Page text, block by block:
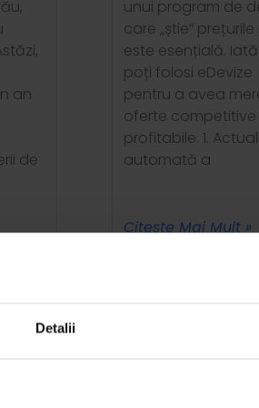
Detalii
an
de
unui program de
care „știe”
este esențială.
poți folosi eDevize
pentru a avea
oferte competitive
profitabile. 1.
automată a
Citeşte Mai Mult »